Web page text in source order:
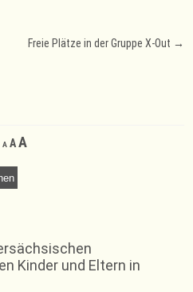
Freie Plätze in der Gruppe X-Out →
A
Decrease
font
AReset
size.
AIncrease
Kinder und Eltern in